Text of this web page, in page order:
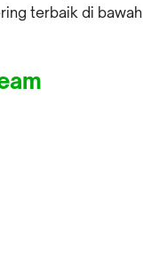
terbaik di bawah